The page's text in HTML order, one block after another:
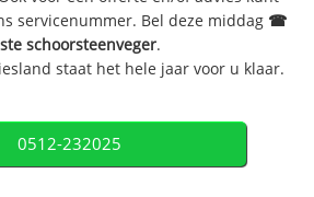
servicenummer. Bel deze middag ☎
schoorsteenveger.
staat het hele jaar voor u klaar.
0512-232025